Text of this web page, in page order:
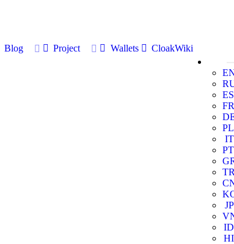
Blog Project Wallets
CloakWiki
ES
FR
PL
IT
PT
JP
ID
HI